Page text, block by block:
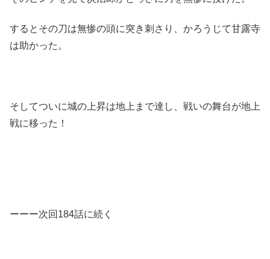
するとその刀は無惨の頭に突き刺さり、かろうじて甘露寺
は助かった。
そしてついに城の上昇は地上まで達し、戦いの舞台が地上
戦に移った！
ーーー次回184話に続く